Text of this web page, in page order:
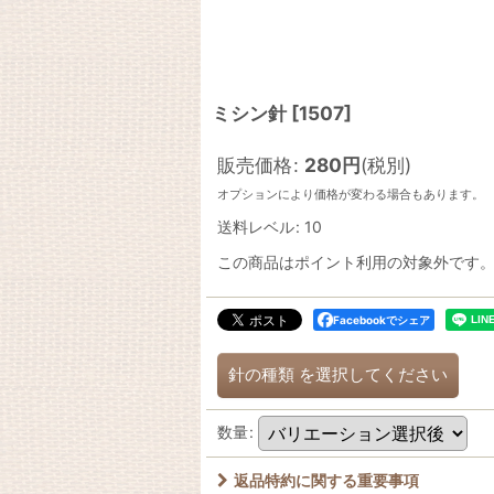
ミシン針 [1507]
販売価格: 280円(税別)
オプションにより価格が変わる場合もあります。
送料レベル: 10
この商品はポイント利用の対象外です。
Facebookでシェア
針の種類 を選択してください
数量:
返品特約に関する重要事項